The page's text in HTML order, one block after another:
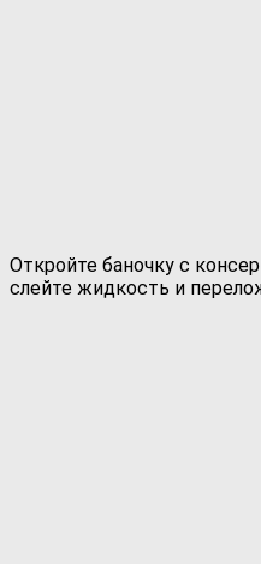
Откройте баночку с
слейте жидкость и